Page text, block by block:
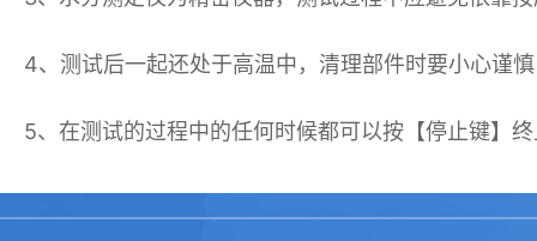
4、测试后一起还处于高温中，清理部件时要小心谨
5、在测试的过程中的任何时候都可以按【停止键】